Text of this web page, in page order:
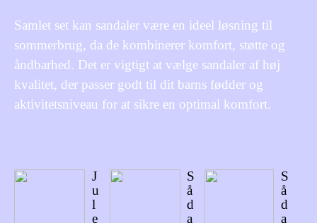
Samlet set kan sandaler være en ideel løsning til
sommerbrug, da de kombinerer komfort, støtte og
åndbarhed. Det er vigtigt at vælge sandaler af høj
kvalitet, der passer godt til dit barns fødder og
aktivitetsniveau for at sikre en optimal komfort.
J
u
l
e
S
å
d
a
S
å
d
a